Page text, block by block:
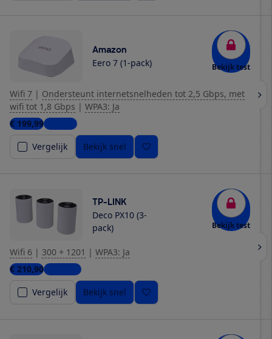
Amazon
Eero 7 (1-pack) Bekijk test
Wifi 7 | Ondersteunt internetsnelheden tot 2,5 Gbps, met
wifi tot 1,8 Gbps | WPA3: Ja
€ 199,991 winkel
Vergelijk
Bekijk snel
TP-LINK
Deco PX10 (3-
pack)
Bekijk test
Wifi 6 | 300 + 1201 | WPA3: Ja
€ 210,904 winkels
Vergelijk
Bekijk snel